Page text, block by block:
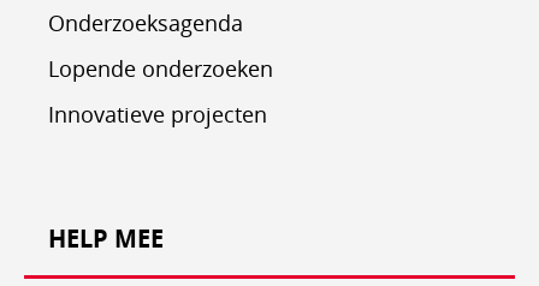
Onderzoeksagenda
Lopende onderzoeken
Innovatieve projecten
HELP MEE